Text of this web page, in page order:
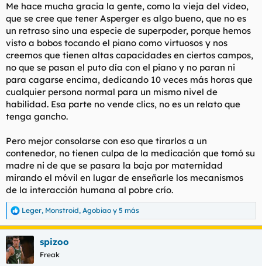
Me hace mucha gracia la gente, como la vieja del vídeo,
que se cree que tener Asperger es algo bueno, que no es
un retraso sino una especie de superpoder, porque hemos
visto a bobos tocando el piano como virtuosos y nos
creemos que tienen altas capacidades en ciertos campos,
no que se pasan el puto día con el piano y no paran ni
para cagarse encima, dedicando 10 veces más horas que
cualquier persona normal para un mismo nivel de
habilidad. Esa parte no vende clics, no es un relato que
tenga gancho.
Pero mejor consolarse con eso que tirarlos a un
contenedor, no tienen culpa de la medicación que tomó su
madre ni de que se pasara la baja por maternidad
mirando el móvil en lugar de enseñarle los mecanismos
de la interacción humana al pobre crío.
R
e
a
c
c
i
Leger, Monstroid, Agobiao y 5 más
spizoo
Freak